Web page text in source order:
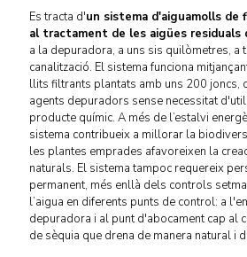
Es tracta d'un sistema d'aiguamolls
al tractament de les aigües residuals
a la depuradora, a uns sis quilòmetres, a
canalització. El sistema funciona
llits filtrants plantats amb uns 200 joncs,
agents depuradors sense necessitat
producte químic. A més de l’estalvi
sistema contribueix a millorar la
les plantes emprades afavoreixen la
naturals. El sistema tampoc requereix
permanent, més enllà dels controls
l’aigua en diferents punts de control: a
depuradora i al punt d'abocament cap al
de sèquia que drena de manera natural i